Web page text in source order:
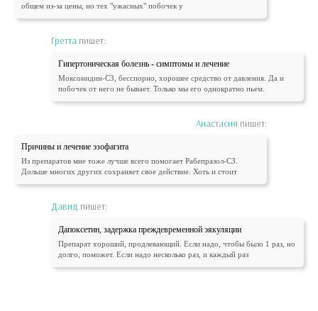
общем из-за цены, но тех "ужасных" побочек у
Гретта пишет:
Гипертоническая болезнь - симптомы и лечение
Моксонидин-СЗ, бесспорно, хорошее средство от давления. Да и
побочек от него не бывает. Только мы его однократно пьем.
Анастасия пишет:
Причины и лечение эзофагита
Из препаратов мне тоже лучше всего помогает Рабепразол-СЗ.
Дольше многих других сохраняет свое действие. Хоть и стоит
Давид пишет:
Дапоксетин, задержка преждевременной эякуляции
Препарат хороший, продлевающий. Если надо, чтобы было 1 раз, но
долго, поможет. Если надо несколько раз, и каждый раз